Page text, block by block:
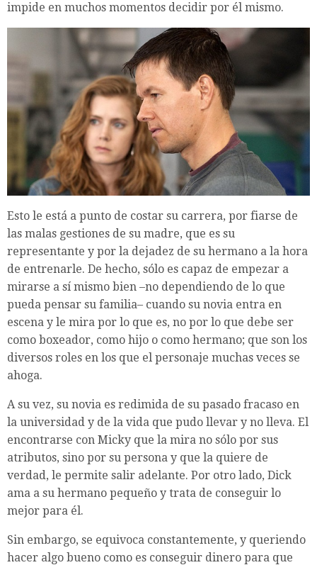
impide en muchos momentos decidir por él mismo.
Esto le está a punto de costar su carrera, por fiarse de
las malas gestiones de su madre, que es su
representante y por la dejadez de su hermano a la hora
de entrenarle. De hecho, sólo es capaz de empezar a
mirarse a sí mismo bien –no dependiendo de lo que
pueda pensar su familia– cuando su novia entra en
escena y le mira por lo que es, no por lo que debe ser
como boxeador, como hijo o como hermano; que son los
diversos roles en los que el personaje muchas veces se
ahoga.
A su vez, su novia es redimida de su pasado fracaso en
la universidad y de la vida que pudo llevar y no lleva. El
encontrarse con Micky que la mira no sólo por sus
atributos, sino por su persona y que la quiere de
verdad, le permite salir adelante. Por otro lado, Dick
ama a su hermano pequeño y trata de conseguir lo
mejor para él.
Sin embargo, se equivoca constantemente, y queriendo
hacer algo bueno como es conseguir dinero para que